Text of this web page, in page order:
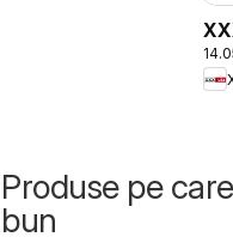
Produse pe
bun